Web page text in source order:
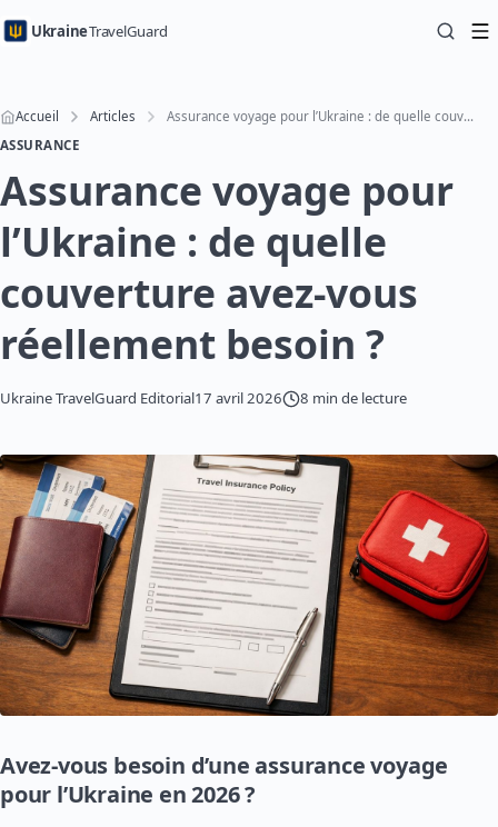
UkraineTravelGuard
Accueil Articles
Assurance voyage pour l’Ukraine : de quelle couverture avez-vous réellement besoin ?
ASSURANCE
Assurance voyage pour
l’Ukraine : de quelle
couverture avez-vous
réellement besoin ?
Ukraine TravelGuard Editorial17 avril 2026 8 min de lecture
Avez-vous besoin d’une assurance voyage
pour l’Ukraine en 2026 ?